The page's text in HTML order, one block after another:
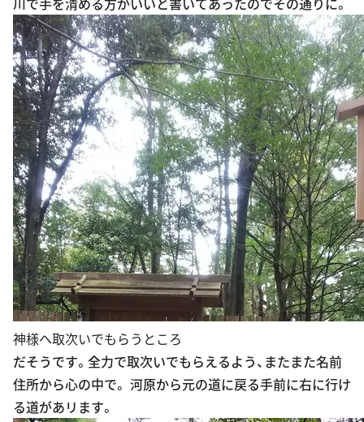
神様ヘ取次いでもらうところ
だそうです。全力で取次いでもらえるよう、またまた名前
住所から心の中で。 河原から元の道に戻る手前に右に行け
る道があリます。